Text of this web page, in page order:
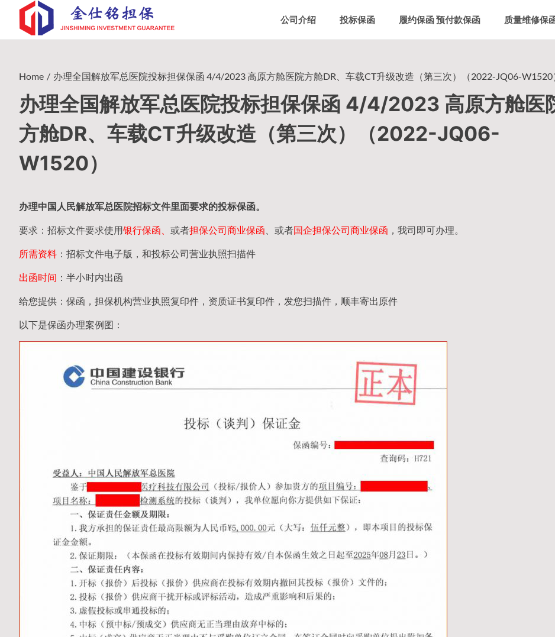
content
公司介绍 投标保函 履约保函 预付款保函 质量维修保
Home 办理全国解放军总医院投标担保保函 4/4/2023 高原方舱医院方舱DR、车载CT升级改造（第三次）（2022-JQ06-W1520
办理全国解放军总医院投标担保保函 4/4/2023 高原方舱医
方舱DR、车载CT升级改造（第三次）（2022-JQ06-
W1520）
办理中国人民解放军总医院招标文件里面要求的投标保函。
要求：招标文件要求使用银行保函、 或者担保公司商业保函 、或者国企担保公司商业保函 ，我司即可办理。
所需资料 ：招标文件电子版，和投标公司营业执照扫描件
出函时间 ：半小时内出函
给您提供：保函，担保机构营业执照复印件，资质证书复印件，发您扫描件，顺丰寄出原件
以下是保函办理案例图：